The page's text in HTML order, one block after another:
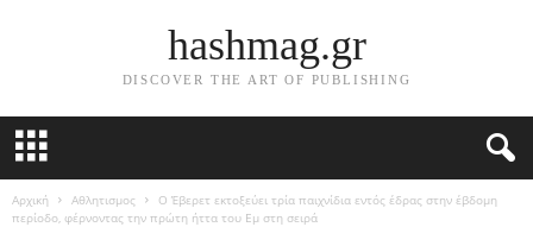
hashmag.gr
DISCOVER THE ART OF PUBLISHING
Αρχική Αθλητισμος
Ο Έβερετ εκτοξεύει τρία παιχνίδια εντός έδρας στην έβδομη
περίοδο, φέρνοντας την πρώτη ήττα του Εμ στη σειρά